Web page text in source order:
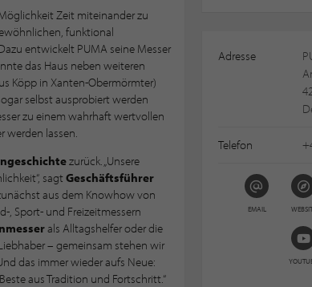
Zeit miteinander zu
funktional
entwickelt PUMA seine Messer
das Haus neben weiteren
Köpp in Xanten-Obermörmter)
selbst ausprobiert werden
zu einem wahrhaft wertvollen
werden lassen.
zurück. „Unsere
sagtGeschäftsführer
zunächst aus dem Knowhow von
, Sport- und Freizeitmessern
als Alltagshelfer oder die
– gemeinsam stehen wir
das immer wieder aufs Neue:
aus Tradition und Fortschritt.“
Adresse
Telefon
EMAIL